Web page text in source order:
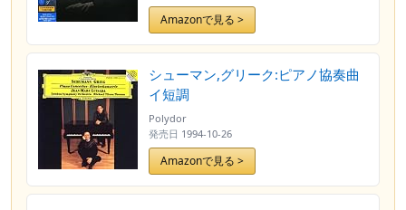
Amazonで見る >
シューマン,グリーク:ピアノ協奏曲
イ短調
Polydor
発売日 1994-10-26
Amazonで見る >